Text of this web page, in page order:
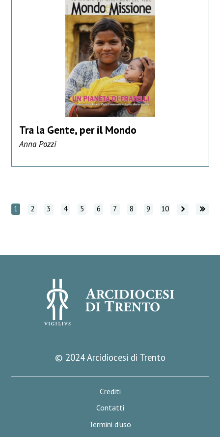
Tra la Gente, per il Mondo
Anna Pozzi
1 2 3 4 5 6 7 8 9 10Vai avantiVai avanti
© 2024 Arcidiocesi di Trento
Crediti
Contatti
Termini d'uso